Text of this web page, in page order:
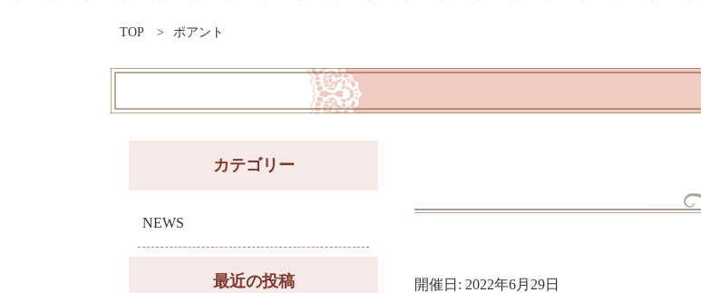
TOP ポアント
開催日: 2022年6月29日
カテゴリー
NEWS
最近の投稿